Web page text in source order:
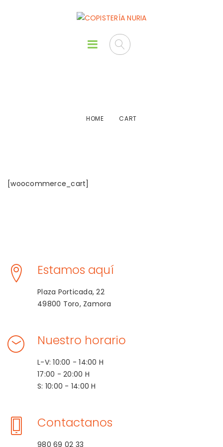
HOME CART
[woocommerce_cart]
Estamos aquí
Plaza Porticada, 22
49800 Toro, Zamora
Nuestro horario
L-V: 10:00 - 14:00 H
17:00 - 20:00 H
S: 10:00 - 14:00 H
Contactanos
980 69 02 33